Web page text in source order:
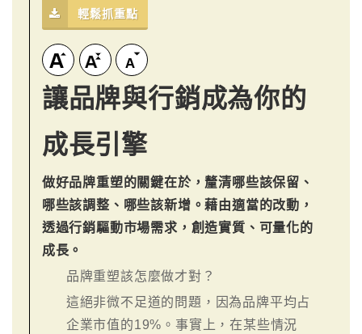
輕鬆抓重點
讓品牌與行銷成為你的
成長引擎
做好品牌重塑的關鍵在於，釐清哪些該保留、
哪些該調整、哪些該新增。藉由適當的改動，
透過行銷驅動市場需求，創造實質、可量化的
成長。
品牌重塑該怎麼做才對？
這絕非微不足道的問題，因為品牌平均占
企業市值的19%。事實上，在某些情況